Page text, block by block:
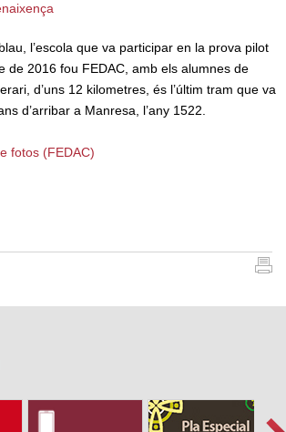
l’escola que va participar en la prova pilot
de 2016 fou FEDAC, amb els alumnes de
d’uns 12 kilometres, és l’últim tram que va
d’arribar a Manresa, l’any 1522.
fotos (FEDAC)